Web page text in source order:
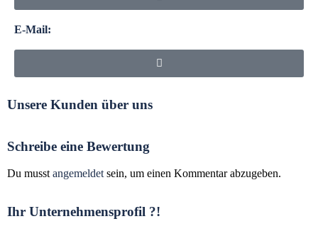
E-Mail:
Unsere Kunden über uns
Schreibe eine Bewertung
Du musstangemeldetsein, um einen Kommentar abzugeben.
Ihr Unternehmensprofil ?!